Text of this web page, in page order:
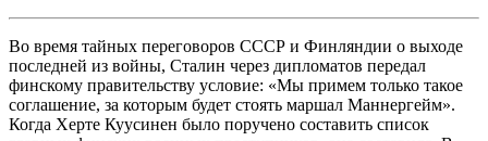
Во время тайных переговоров СССР и Финляндии о выходе
последней из войны, Сталин через дипломатов передал
финскому правительству условие: «Мы примем только такое
соглашение, за которым будет стоять маршал Маннергейм».
Когда Херте Куусинен было поручено составить список